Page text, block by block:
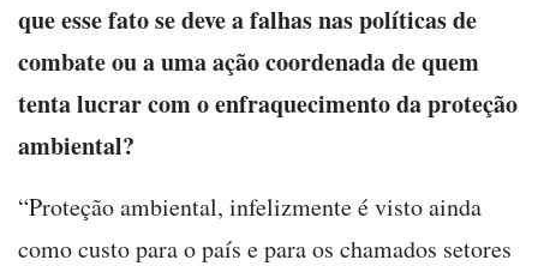
que esse fato se deve a falhas nas políticas de
combate ou a uma ação coordenada de quem
tenta lucrar com o enfraquecimento da proteção
ambiental?
“Proteção ambiental, infelizmente é visto ainda
como custo para o país e para os chamados setores